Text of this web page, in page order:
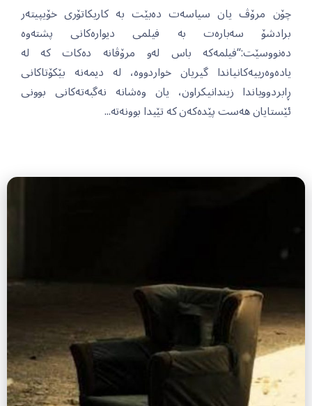
چۆن مرۆڤ یان سیاسەت دەبێت بە کاریکاتۆری خۆیپیتەر
برادشۆ سەبارەت بە فیلمی دیوارەکانی پشتەوە
دەنووسێت:“فیلمەکە باس لەو مرۆڤانە دەکات کە لە
یادەوەرییەکانیاندا گیریان خواردووە، لە دیمەنە بێکۆتاکانی
ڕابردوویاندا زیندانیکراون، یان وەشانە نەگبەتەکانی بوونی
ئێستایان هەست پێدەکەن کە تێیدا بوونەتە...